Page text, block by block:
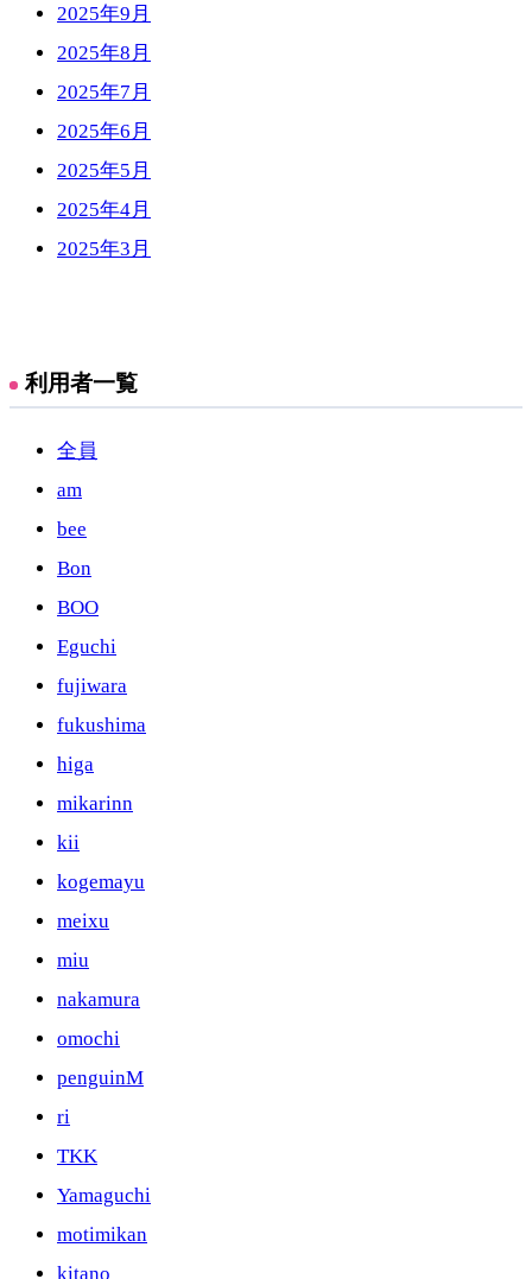
2025年9月
2025年8月
2025年7月
2025年6月
2025年5月
2025年4月
2025年3月
利用者一覧
全員
am
bee
Bon
BOO
Eguchi
fujiwara
fukushima
higa
mikarinn
kii
kogemayu
meixu
miu
nakamura
omochi
penguinM
ri
TKK
Yamaguchi
motimikan
kitano